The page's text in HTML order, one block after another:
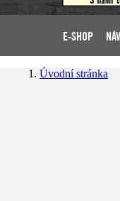
E-SHOP
Úvodní stránka